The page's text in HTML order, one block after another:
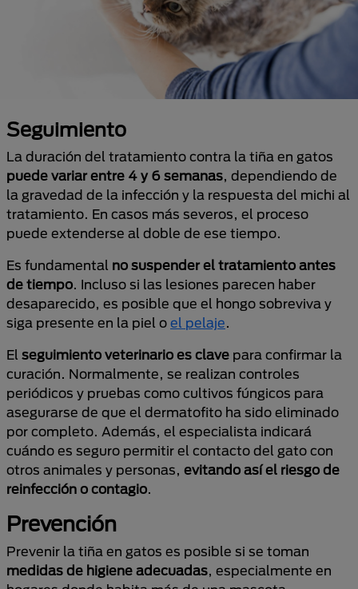
Seguimiento
La duración del tratamiento contra la tiña en gatos
puede variar entre 4 y 6 semanas, dependiendo de
la gravedad de la infección y la respuesta del michi al
tratamiento. En casos más severos, el proceso
puede extenderse al doble de ese tiempo.
Es fundamental no suspender el tratamiento antes
de tiempo. Incluso si las lesiones parecen haber
desaparecido, es posible que el hongo sobreviva y
siga presente en la piel o el pelaje.
El seguimiento veterinario es clave para confirmar la
curación. Normalmente, se realizan controles
periódicos y pruebas como cultivos fúngicos para
asegurarse de que el dermatofito ha sido eliminado
por completo. Además, el especialista indicará
cuándo es seguro permitir el contacto del gato con
otros animales y personas, evitando así el riesgo de
reinfección o contagio.
Prevención
Prevenir la tiña en gatos es posible si se toman
medidas de higiene adecuadas, especialmente en